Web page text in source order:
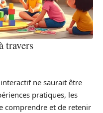
travers
interactif ne saurait être
pratiques, les
comprendre et de retenir